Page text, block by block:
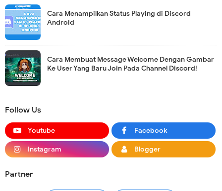
Cara Menampilkan Status Playing di Discord
Android
Cara Membuat Message Welcome Dengan Gambar
Ke User Yang Baru Join Pada Channel Discord!
Follow Us
Youtube Facebook
Instagram Blogger
Partner